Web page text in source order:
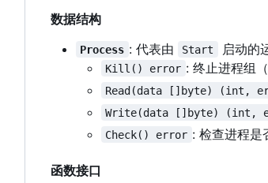
数据结构
Process : 代表由 Start 启动的
Kill() error : 终止进程组 （
Read(data []byte) (int,
Write(data []byte) (int,
Check() error : 检查进程是
函数接口